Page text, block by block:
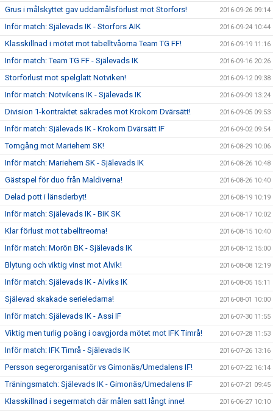
Grus i målskyttet gav uddamålsförlust mot Storfors! 2016-09-26 09:14
Inför match: Själevads IK - Storfors AIK 2016-09-24 10:44
Klasskillnad i mötet mot tabelltvåorna Team TG FF! 2016-09-19 11:16
Inför match: Team TG FF - Själevads IK 2016-09-16 20:26
Storförlust mot spelglatt Notviken! 2016-09-12 09:38
Inför match: Notvikens IK - Själevads IK 2016-09-09 13:24
Division 1-kontraktet säkrades mot Krokom Dvärsätt! 2016-09-05 09:53
Inför match: Själevads IK - Krokom Dvärsätt IF 2016-09-02 09:54
Tomgång mot Mariehem SK! 2016-08-29 10:06
Inför match: Mariehem SK - Själevads IK 2016-08-26 10:48
Gästspel för duo från Maldiverna! 2016-08-26 10:40
Delad pott i länsderbyt! 2016-08-19 10:19
Inför match: Själevads IK - BiK SK 2016-08-17 10:02
Klar förlust mot tabelltreorna! 2016-08-15 10:40
Inför match: Morön BK - Själevads IK 2016-08-12 15:00
Blytung och viktig vinst mot Alvik! 2016-08-08 12:19
Inför match: Själevads IK - Alviks IK 2016-08-05 15:11
Själevad skakade serieledarna! 2016-08-01 10:00
Inför match: Själevads IK - Assi IF 2016-07-30 11:55
Viktig men turlig poäng i oavgjorda mötet mot IFK Timrå! 2016-07-28 11:53
Inför match: IFK Timrå - Själevads IK 2016-07-26 13:16
Persson segerorganisatör vs Gimonäs/Umedalens IF! 2016-07-22 16:14
Träningsmatch: Själevads IK - Gimonäs/Umedalens IF 2016-07-21 09:45
Klasskillnad i segermatch där målen satt långt inne! 2016-06-27 10:10